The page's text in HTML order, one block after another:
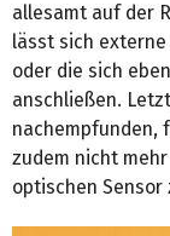
allesamt auf der
lässt sich externe
oder die sich
anschließen.
nachempfunden,
zudem nicht
optischen